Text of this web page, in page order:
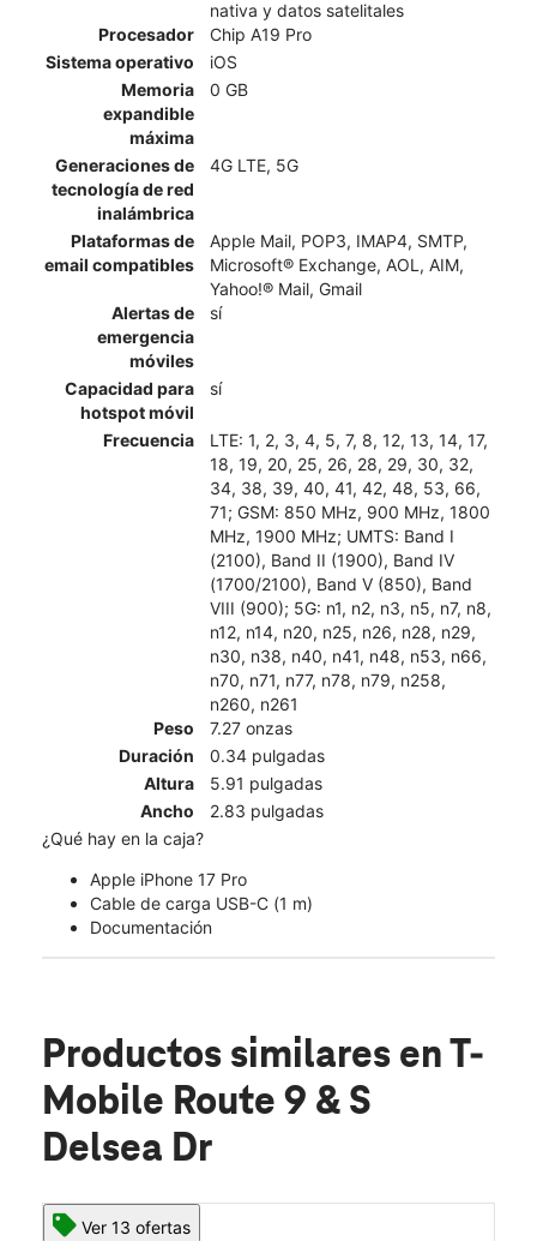
nativa y datos satelitales
Procesador
Chip A19 Pro
Sistema operativo
iOS
Memoria
expandible
máxima
0 GB
Generaciones de
tecnología de red
inalámbrica
4G LTE, 5G
Plataformas de
email compatibles
Apple Mail, POP3, IMAP4, SMTP,
Microsoft® Exchange, AOL, AIM,
Yahoo!® Mail, Gmail
Alertas de
emergencia
móviles
sí
Capacidad para
hotspot móvil
sí
Frecuencia
LTE: 1, 2, 3, 4, 5, 7, 8, 12, 13, 14, 17,
18, 19, 20, 25, 26, 28, 29, 30, 32,
34, 38, 39, 40, 41, 42, 48, 53, 66,
71; GSM: 850 MHz, 900 MHz, 1800
MHz, 1900 MHz; UMTS: Band I
(2100), Band II (1900), Band IV
(1700/2100), Band V (850), Band
VIII (900); 5G: n1, n2, n3, n5, n7, n8,
n12, n14, n20, n25, n26, n28, n29,
n30, n38, n40, n41, n48, n53, n66,
n70, n71, n77, n78, n79, n258,
n260, n261
Peso
7.27 onzas
Duración
0.34 pulgadas
Altura
5.91 pulgadas
Ancho
2.83 pulgadas
¿Qué hay en la caja?
Apple iPhone 17 Pro
Cable de carga USB-C (1 m)
Documentación
Productos similares en T-
Mobile Route 9 & S
Delsea Dr
Ver 13 ofertas